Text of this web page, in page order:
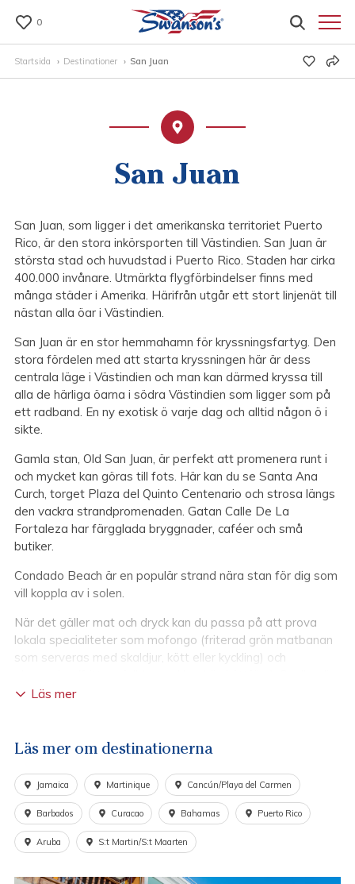
0
Startsida Destinationer San Juan
San Juan
San Juan, som ligger i det amerikanska territoriet Puerto
Rico, är den stora inkörsporten till Västindien. San Juan är
största stad och huvudstad i Puerto Rico. Staden har cirka
400.000 invånare. Utmärkta flygförbindelser finns med
många städer i Amerika. Härifrån utgår ett stort linjenät till
nästan alla öar i Västindien.
San Juan är en stor hemmahamn för kryssningsfartyg. Den
stora fördelen med att starta kryssningen här är dess
centrala läge i Västindien och man kan därmed kryssa till
alla de härliga öarna i södra Västindien som ligger som på
ett radband. En ny exotisk ö varje dag och alltid någon ö i
sikte.
Gamla stan, Old San Juan, är perfekt att promenera runt i
och mycket kan göras till fots. Här kan du se Santa Ana
Curch, torget Plaza del Quinto Centenario och strosa längs
den vackra strandpromenaden. Gatan Calle De La
Fortaleza har färgglada bryggnader, caféer och små
butiker.
Condado Beach är en populär strand nära stan för dig som
vill koppla av i solen.
När det gäller mat och dryck kan du passa på att prova
lokala specialiteter som mofongo (friterad grön matbanan
som serveras med skaldjur, kött eller kyckling) och
med en piña colada som dessutom sägs vara uppfunnen
Läs mer
Läs mer om destinationerna
Jamaica Martinique Cancún/Playa del Carmen
Barbados Curacao Bahamas Puerto Rico
Aruba S:t Martin/S:t Maarten